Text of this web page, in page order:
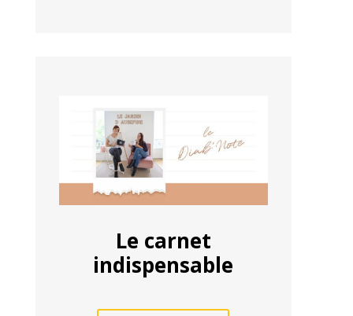
Le carnet
indispensable